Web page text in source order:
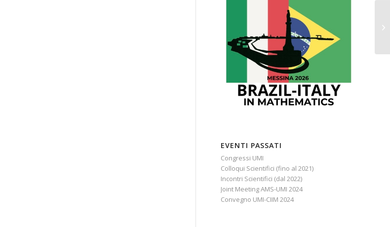
EVENTI PASSATI
Congressi UMI
Colloqui Scientifici (fino al 2021)
Incontri Scientifici (dal 2022)
Joint Meeting AMS-UMI 2024
Convegno UMI-CIIM 2024